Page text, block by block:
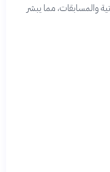
والمسابقات، مما يبشر